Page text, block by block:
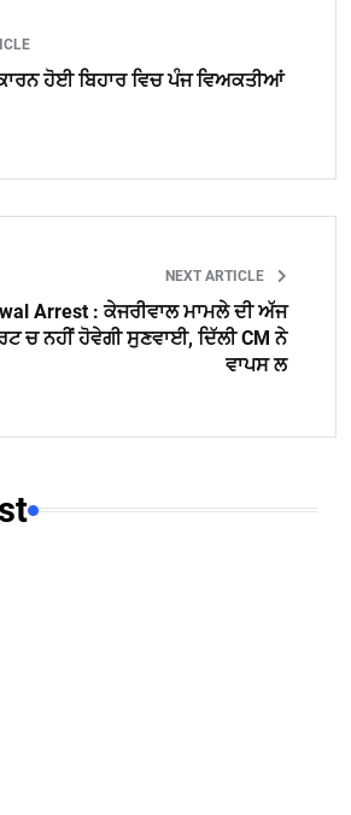
ਹੋਈ ਬਿਹਾਰ ਵਿਚ ਪੰਜ ਵਿਅਕਤੀਆਂ
NEXT ARTICLE
Arrest : ਕੇਜਰੀਵਾਲ ਮਾਮਲੇ ਦੀ ਅੱਜ
ਚ ਨਹੀਂ ਹੋਵੇਗੀ ਸੁਣਵਾਈ, ਦਿੱਲੀ CM ਨੇ
ਵਾਪਸ ਲ